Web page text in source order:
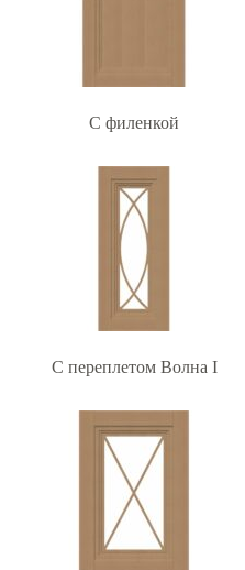
С филенкой
С переплетом Волна I